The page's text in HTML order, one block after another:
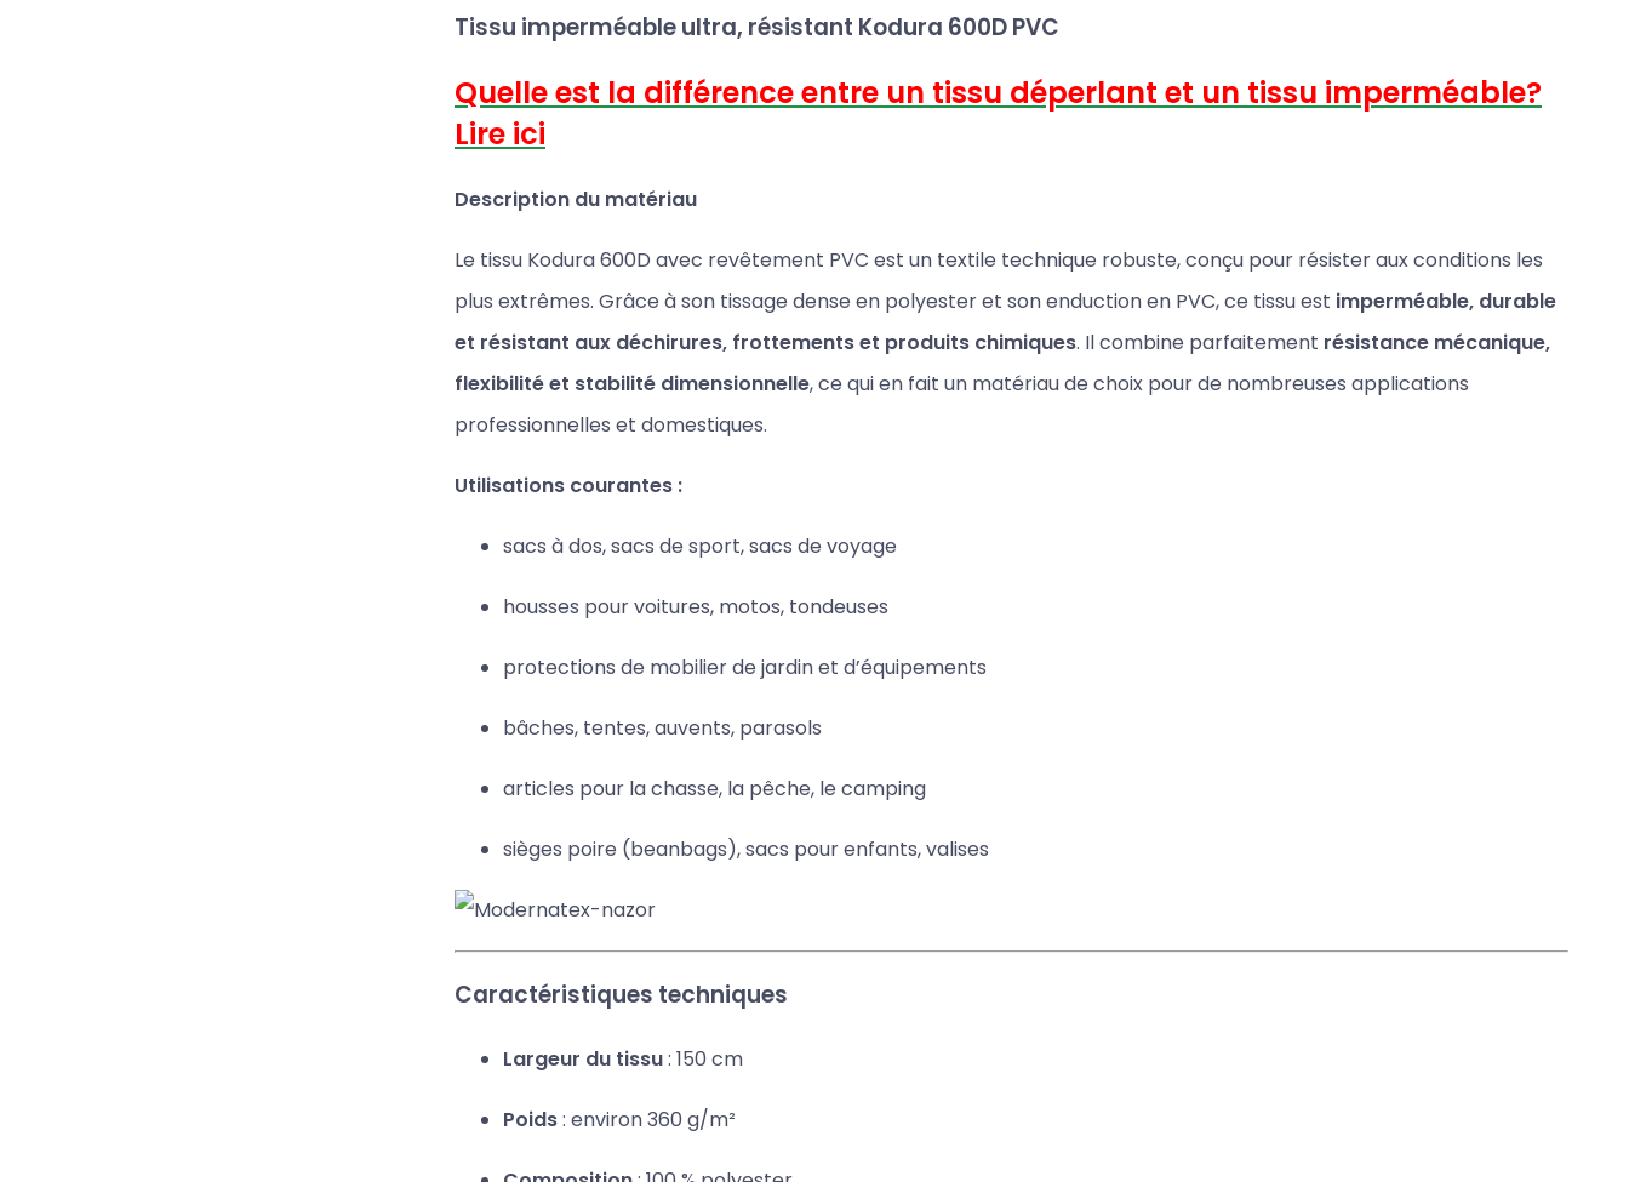
Tissu imperméable ultra, résistant Kodura 600D PVC
Quelle est la différence entre un tissu déperlant et un tissu imperméable?
Lire ici
Description du matériau
Le tissu Kodura 600D avec revêtement PVC est un textile technique robuste, conçu pour résister aux conditions les
plus extrêmes. Grâce à son tissage dense en polyester et son enduction en PVC, ce tissu est imperméable, durable
et résistant aux déchirures, frottements et produits chimiques. Il combine parfaitement résistance mécanique,
flexibilité et stabilité dimensionnelle, ce qui en fait un matériau de choix pour de nombreuses applications
professionnelles et domestiques.
Utilisations courantes :
sacs à dos, sacs de sport, sacs de voyage
housses pour voitures, motos, tondeuses
protections de mobilier de jardin et d’équipements
bâches, tentes, auvents, parasols
articles pour la chasse, la pêche, le camping
sièges poire (beanbags), sacs pour enfants, valises
Caractéristiques techniques
Largeur du tissu: 150 cm
Poids: environ 360 g/m²